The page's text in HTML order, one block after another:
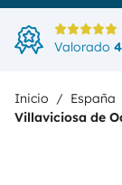
Valorado
Inicio España
Villaviciosa de